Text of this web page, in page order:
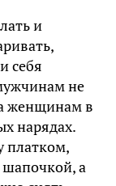
и
себя
не
женщинам в
нарядах.
платком,
а